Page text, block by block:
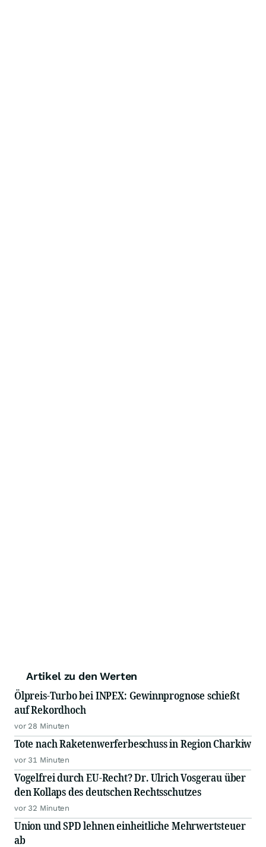
Artikel zu den Werten
Ölpreis-Turbo bei INPEX: Gewinnprognose schießt
auf Rekordhoch
vor 28 Minuten
Tote nach Raketenwerferbeschuss in Region Charkiw
vor 31 Minuten
Vogelfrei durch EU-Recht? Dr. Ulrich Vosgerau über
den Kollaps des deutschen Rechtsschutzes
vor 32 Minuten
Union und SPD lehnen einheitliche Mehrwertsteuer
ab